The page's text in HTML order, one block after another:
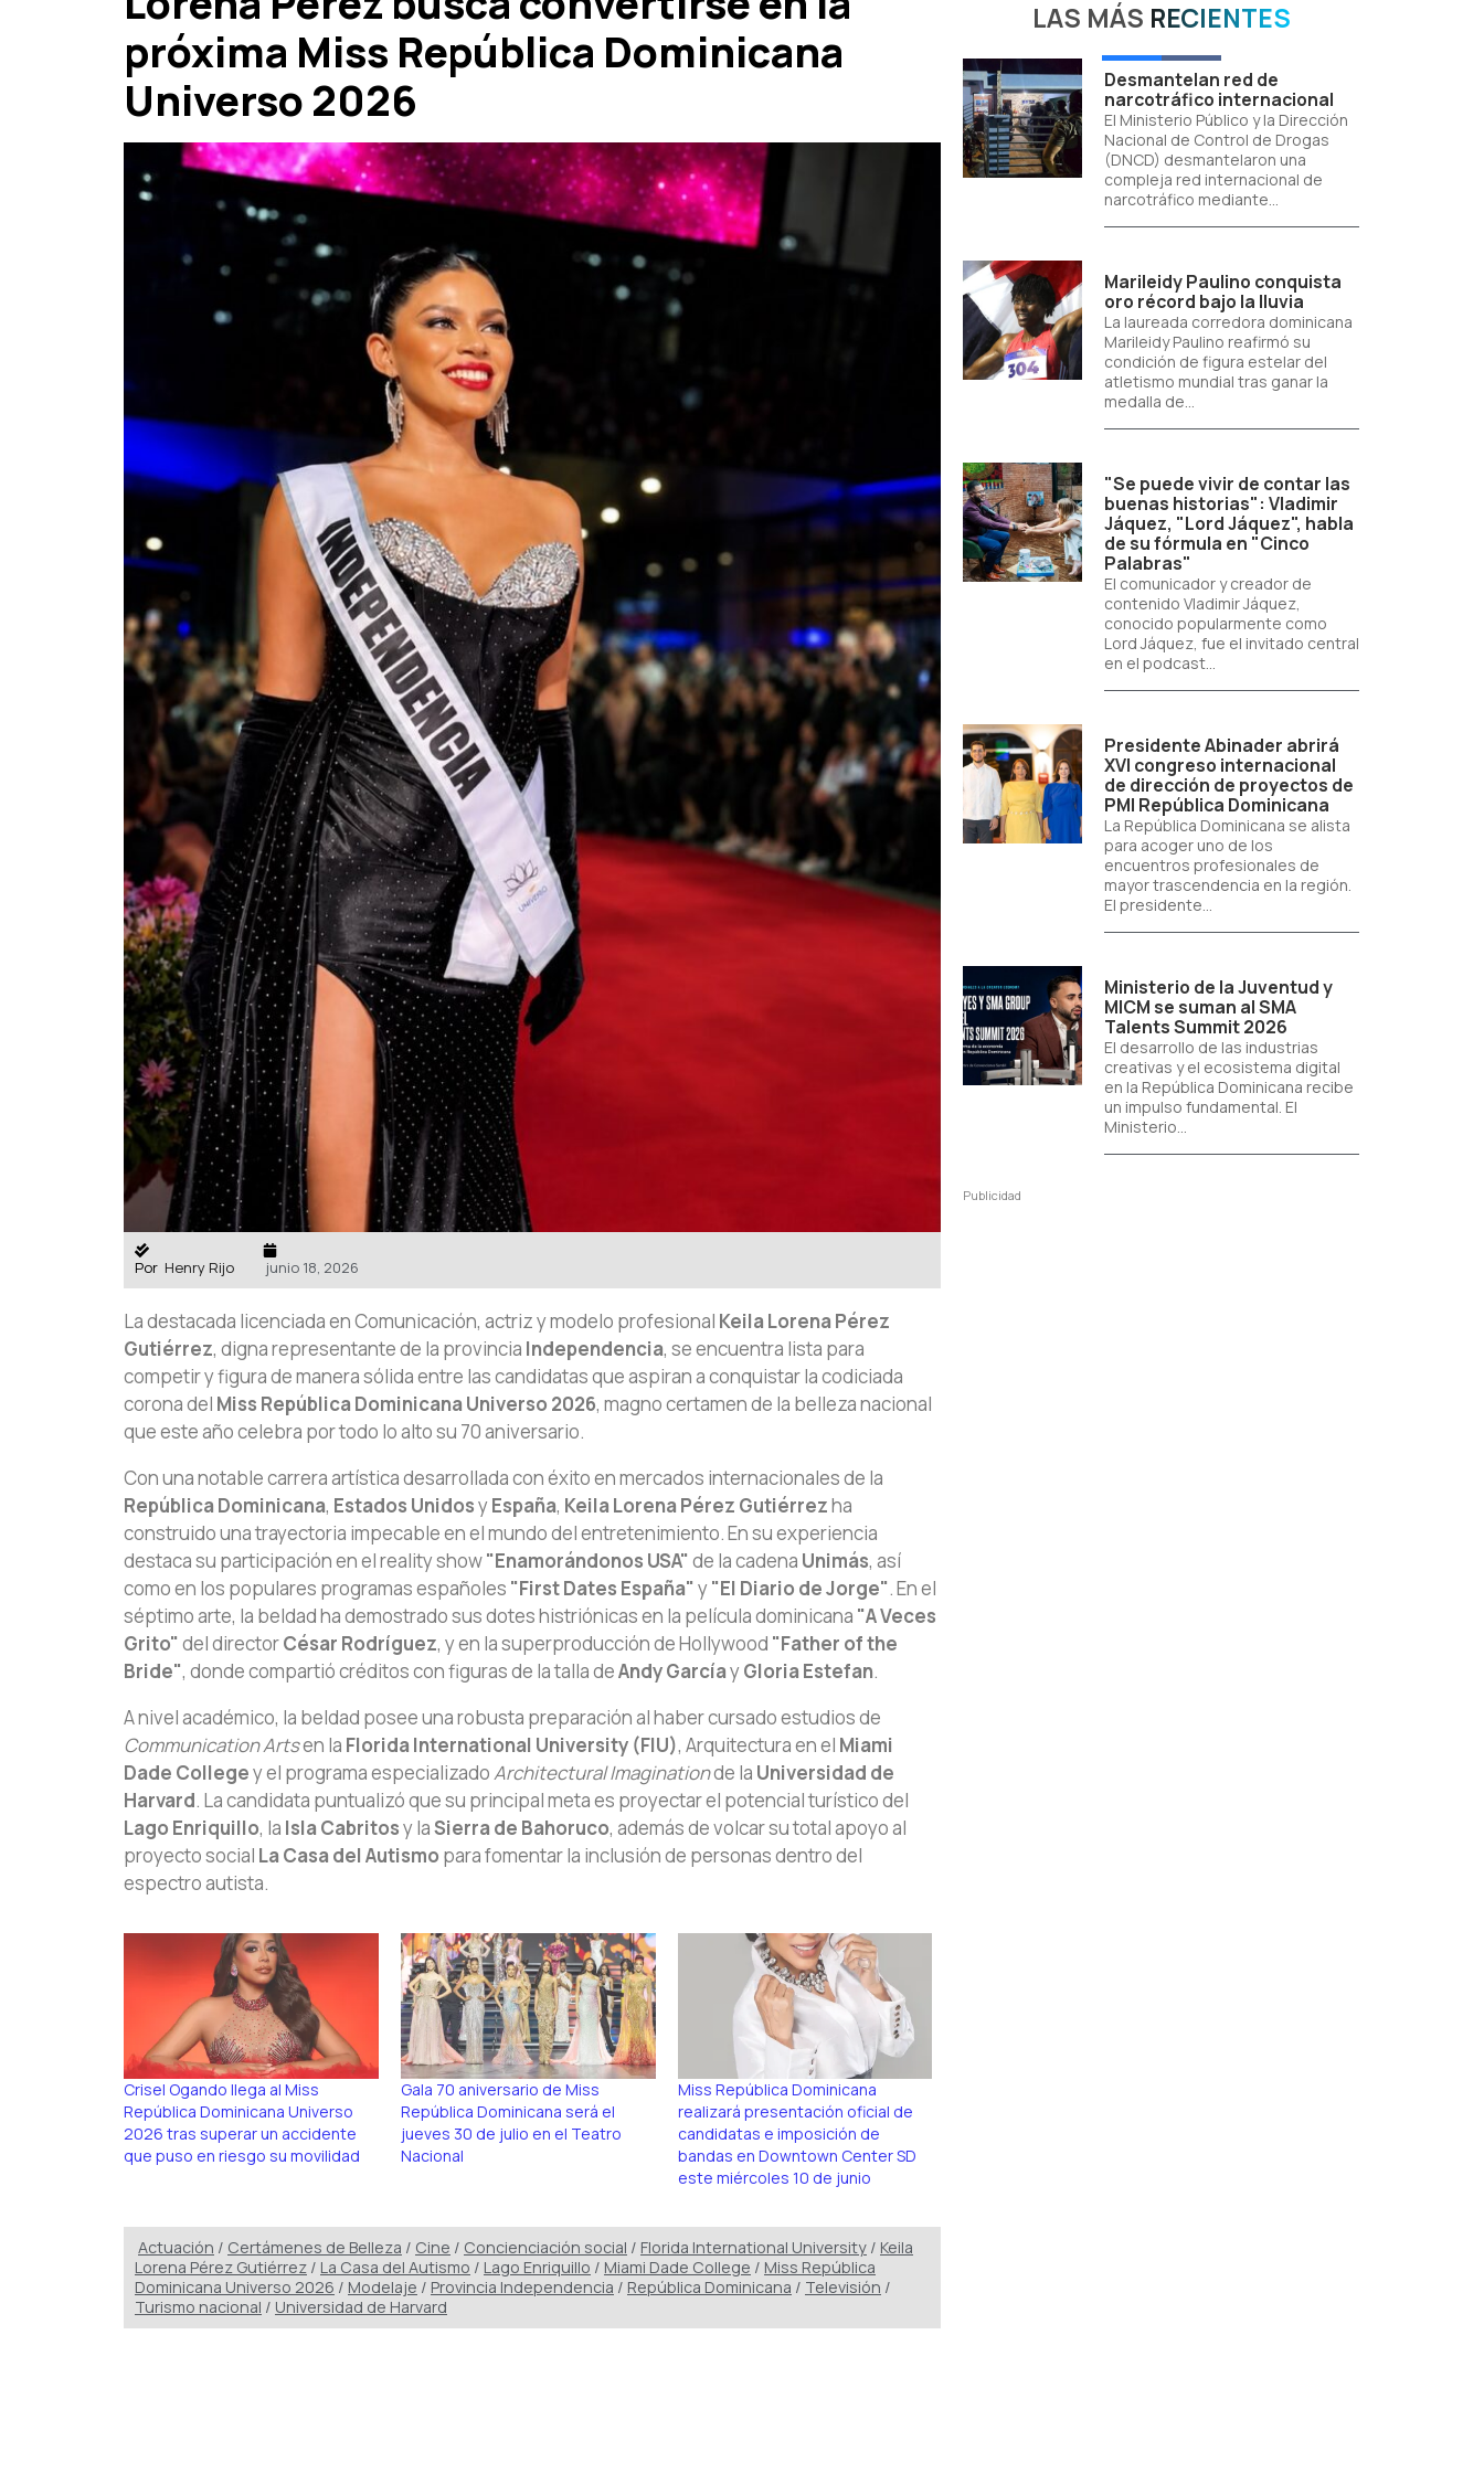
próxima Miss República Dominicana
Universo 2026
Por Henry Rijo junio 18, 2026
La destacada licenciada en Comunicación, actriz y modelo profesional Keila Lorena Pérez
Gutiérrez, digna representante de la provincia Independencia, se encuentra lista para
competir y figura de manera sólida entre las candidatas que aspiran a conquistar la codiciada
corona del Miss República Dominicana Universo 2026, magno certamen de la belleza nacional
que este año celebra por todo lo alto su 70 aniversario.
Con una notable carrera artística desarrollada con éxito en mercados internacionales de la
República Dominicana, Estados UnidosyEspaña, Keila Lorena Pérez Gutiérrezha
construido una trayectoria impecable en el mundo del entretenimiento. En su experiencia
destaca su participación en el reality show"Enamorándonos USA" de la cadena Unimás, así
como en los populares programas españoles "First Dates España" y"El Diario de Jorge". En el
séptimo arte, la beldad ha demostrado sus dotes histriónicas en la película dominicana "A Veces
Grito" del directorCésar Rodríguez, y en la superproducción de Hollywood "Father of the
Bride", donde compartió créditos con figuras de la talla deAndy GarcíayGloria Estefan.
A nivel académico, la beldad posee una robusta preparación al haber cursado estudios de
Communication Artsen la Florida International University (FIU), Arquitectura en el Miami
Dade Collegey el programa especializadoArchitectural Imaginationde la Universidad de
Harvard. La candidata puntualizó que su principal meta es proyectar el potencial turístico del
Lago Enriquillo, la Isla Cabritosy laSierra de Bahoruco, además de volcar su total apoyo al
proyecto social La Casa del Autismo para fomentar la inclusión de personas dentro del
espectro autista.
Crisel Ogando llega al Miss
República Dominicana Universo
2026 tras superar un accidente
que puso en riesgo su movilidad
Gala 70 aniversario de Miss
República Dominicana será el
jueves 30 de julio en el Teatro
Nacional
Miss República Dominicana
realizará presentación oficial de
candidatas e imposición de
bandas en Downtown Center SD
este miércoles 10 de junio
Actuación / Certámenes de Belleza / Cine / Concienciación social / Florida International University / Keila
Lorena Pérez Gutiérrez / La Casa del Autismo / Lago Enriquillo / Miami Dade College / Miss República
Dominicana Universo 2026 / Modelaje / Provincia Independencia / República Dominicana / Televisión /
Turismo nacional / Universidad de Harvard
LAS MÁS RECIENTES
Desmantelan red de
narcotráfico internacional
El Ministerio Público y la Dirección
Nacional de Control de Drogas
(DNCD) desmantelaron una
compleja red internacional de
narcotráfico mediante...
Marileidy Paulino conquista
oro récord bajo la lluvia
La laureada corredora dominicana
Marileidy Paulino reafirmó su
condición de figura estelar del
atletismo mundial tras ganar la
medalla de...
"Se puede vivir de contar las
buenas historias": Vladimir
Jáquez, "Lord Jáquez", habla
de su fórmula en "Cinco
Palabras"
El comunicador y creador de
contenido Vladimir Jáquez,
conocido popularmente como
Lord Jáquez, fue el invitado central
en el podcast...
Presidente Abinader abrirá
XVI congreso internacional
de dirección de proyectos de
PMI República Dominicana
La República Dominicana se alista
para acoger uno de los
encuentros profesionales de
mayor trascendencia en la región.
El presidente...
Ministerio de la Juventud y
MICM se suman al SMA
Talents Summit 2026
El desarrollo de las industrias
creativas y el ecosistema digital
en la República Dominicana recibe
un impulso fundamental. El
Ministerio...
Publicidad